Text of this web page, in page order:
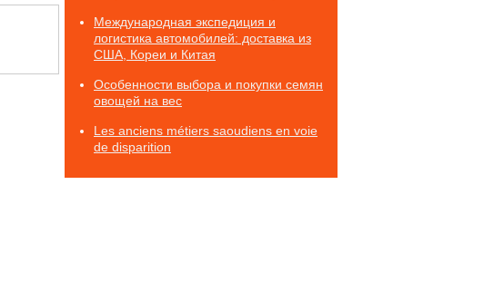
Международная экспедиция и
логистика автомобилей: доставка из
США, Кореи и Китая
Особенности выбора и покупки семян
овощей на вес
Les anciens métiers saoudiens en voie
de disparition